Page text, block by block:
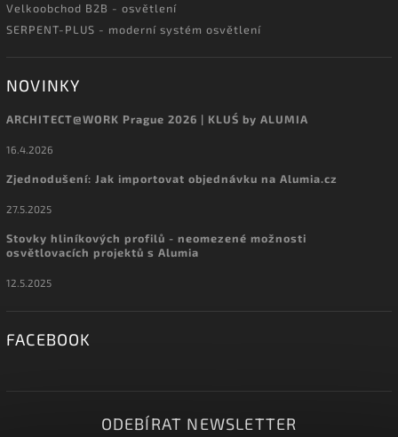
Velkoobchod B2B - osvětlení
SERPENT-PLUS - moderní systém osvětlení
NOVINKY
ARCHITECT@WORK Prague 2026 | KLUŚ by ALUMIA
16.4.2026
Zjednodušení: Jak importovat objednávku na Alumia.cz
27.5.2025
Stovky hliníkových profilů - neomezené možnosti
osvětlovacích projektů s Alumia
12.5.2025
FACEBOOK
ODEBÍRAT NEWSLETTER